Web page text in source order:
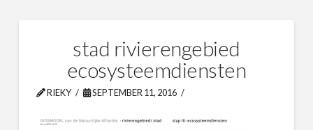
stad rivierengebied
ecosysteemdiensten
RIEKY SEPTEMBER 11, 2016